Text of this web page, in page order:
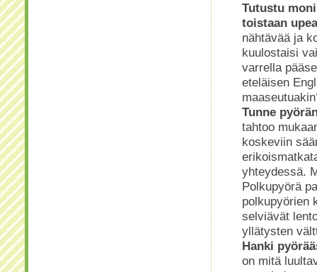
Tutustu
toistaan
nähtävää ja
kuulostaisi
varrella
eteläisen
Tunne
tahtoo
koskeviin
yhteydessä.
Polkupyörä
polkupyörien
selviävät
yllätysten
Hanki
on mitä